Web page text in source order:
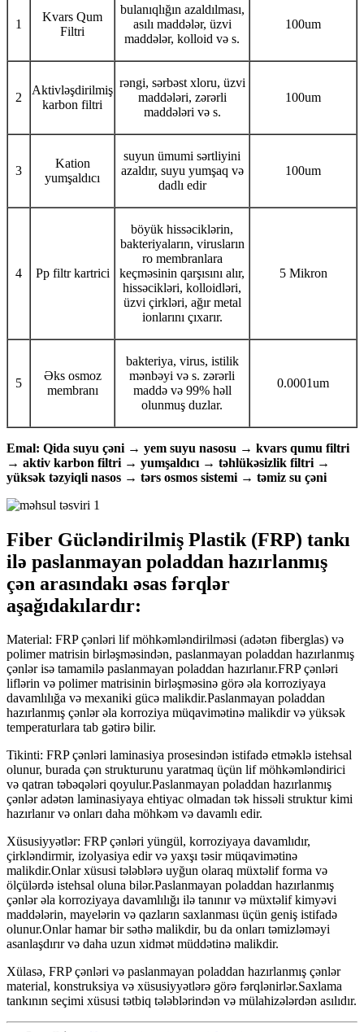
1
Kvars Qum
Filtri
bulanıqlığın azaldılması,
asılı maddələr, üzvi
maddələr, kolloid və s.
100um
2
Aktivləşdirilmiş
karbon filtri
rəngi, sərbəst xloru, üzvi
maddələri, zərərli
maddələri və s.
100um
3
Kation
yumşaldıcı
suyun ümumi sərtliyini
azaldır, suyu yumşaq və
dadlı edir
100um
4 Pp filtr kartrici
böyük hissəciklərin,
bakteriyaların, virusların
ro membranlara
keçməsinin qarşısını alır,
hissəcikləri, kolloidləri,
üzvi çirkləri, ağır metal
ionlarını çıxarır.
5 Mikron
5
Əks osmoz
membranı
bakteriya, virus, istilik
mənbəyi və s. zərərli
maddə və 99% həll
olunmuş duzlar.
0.0001um
Emal: Qida suyu çəni → yem suyu nasosu → kvars qumu filtri
→ aktiv karbon filtri → yumşaldıcı → təhlükəsizlik filtri →
yüksək təzyiqli nasos → tərs osmos sistemi → təmiz su çəni
Fiber Gücləndirilmiş Plastik (FRP) tankı
ilə paslanmayan poladdan hazırlanmış
çən arasındakı əsas fərqlər
aşağıdakılardır:
Material: FRP çənləri lif möhkəmləndirilməsi (adətən fiberglas) və
polimer matrisin birləşməsindən, paslanmayan poladdan hazırlanmış
çənlər isə tamamilə paslanmayan poladdan hazırlanır.FRP çənləri
liflərin və polimer matrisinin birləşməsinə görə əla korroziyaya
davamlılığa və mexaniki gücə malikdir.Paslanmayan poladdan
hazırlanmış çənlər əla korroziya müqavimətinə malikdir və yüksək
temperaturlara tab gətirə bilir.
Tikinti: FRP çənləri laminasiya prosesindən istifadə etməklə istehsal
olunur, burada çən strukturunu yaratmaq üçün lif möhkəmləndirici
və qatran təbəqələri qoyulur.Paslanmayan poladdan hazırlanmış
çənlər adətən laminasiyaya ehtiyac olmadan tək hissəli struktur kimi
hazırlanır və onları daha möhkəm və davamlı edir.
Xüsusiyyətlər: FRP çənləri yüngül, korroziyaya davamlıdır,
çirkləndirmir, izolyasiya edir və yaxşı təsir müqavimətinə
malikdir.Onlar xüsusi tələblərə uyğun olaraq müxtəlif forma və
ölçülərdə istehsal oluna bilər.Paslanmayan poladdan hazırlanmış
çənlər əla korroziyaya davamlılığı ilə tanınır və müxtəlif kimyəvi
maddələrin, mayelərin və qazların saxlanması üçün geniş istifadə
olunur.Onlar hamar bir səthə malikdir, bu da onları təmizləməyi
asanlaşdırır və daha uzun xidmət müddətinə malikdir.
Xülasə, FRP çənləri və paslanmayan poladdan hazırlanmış çənlər
material, konstruksiya və xüsusiyyətlərə görə fərqlənirlər.Saxlama
tankının seçimi xüsusi tətbiq tələblərindən və mülahizələrdən asılıdır.